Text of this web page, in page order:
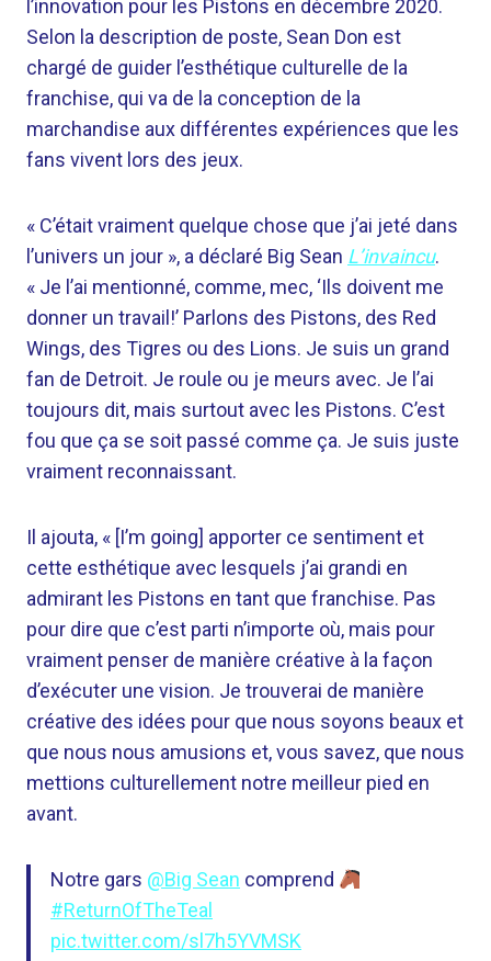
l’innovation pour les Pistons en décembre 2020.
Selon la description de poste, Sean Don est
chargé de guider l’esthétique culturelle de la
franchise, qui va de la conception de la
marchandise aux différentes expériences que les
fans vivent lors des jeux.
« C’était vraiment quelque chose que j’ai jeté dans
l’univers un jour », a déclaré Big Sean L’invaincu.
« Je l’ai mentionné, comme, mec, ‘Ils doivent me
donner un travail!’ Parlons des Pistons, des Red
Wings, des Tigres ou des Lions. Je suis un grand
fan de Detroit. Je roule ou je meurs avec. Je l’ai
toujours dit, mais surtout avec les Pistons. C’est
fou que ça se soit passé comme ça. Je suis juste
vraiment reconnaissant.
Il ajouta, « [I’m going] apporter ce sentiment et
cette esthétique avec lesquels j’ai grandi en
admirant les Pistons en tant que franchise. Pas
pour dire que c’est parti n’importe où, mais pour
vraiment penser de manière créative à la façon
d’exécuter une vision. Je trouverai de manière
créative des idées pour que nous soyons beaux et
que nous nous amusions et, vous savez, que nous
mettions culturellement notre meilleur pied en
avant.
Notre gars @Big Sean comprend
#ReturnOfTheTeal
pic.twitter.com/sl7h5YVMSK